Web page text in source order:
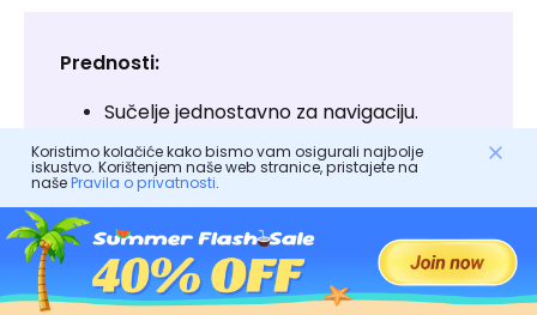
Prednosti:
Sučelje jednostavno za navigaciju.
Sveobuhvatno otkrivanje rizika.
Učinkovito upravljanje vremenom.
Protiv:
Lažno upozorenja
Koristimo kolačiće kako bismo vam osigurali najbolje
iskustvo. Korištenjem naše web stranice, pristajete na
našePravila o privatnosti.